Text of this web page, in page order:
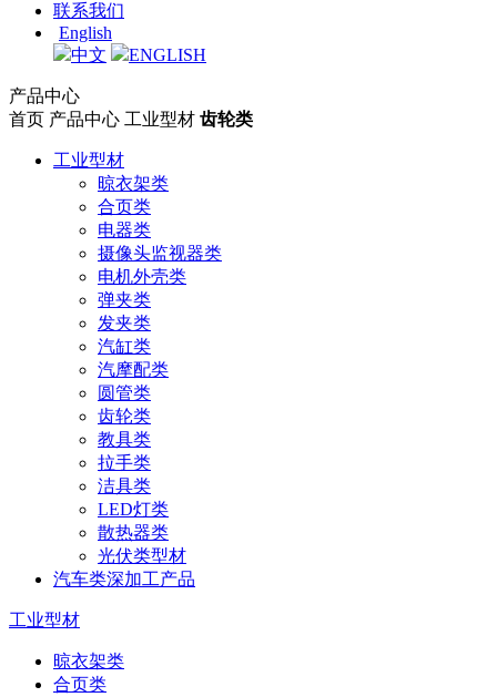
联系我们
English
中文
ENGLISH
产品中心
首页 产品中心 工业型材 齿轮类
工业型材
晾衣架类
合页类
电器类
摄像头监视器类
电机外壳类
弹夹类
发夹类
汽缸类
汽摩配类
圆管类
齿轮类
教具类
拉手类
洁具类
LED灯类
散热器类
光伏类型材
汽车类深加工产品
工业型材
晾衣架类
合页类